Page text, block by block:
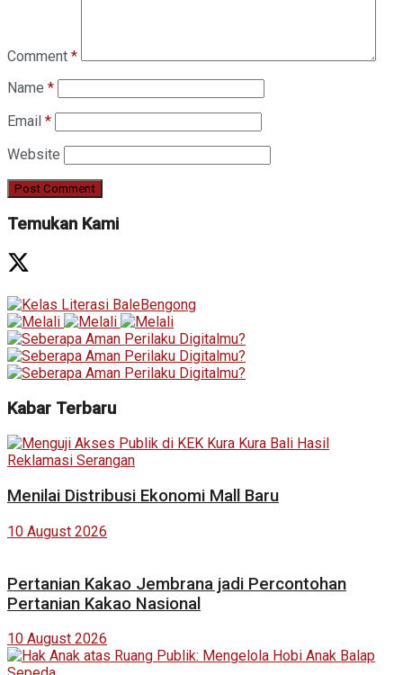
Comment *
Name *
Email *
Website
Temukan Kami
Kabar Terbaru
Menilai Distribusi Ekonomi Mall Baru
10 August 2026
Pertanian Kakao Jembrana jadi Percontohan
Pertanian Kakao Nasional
10 August 2026